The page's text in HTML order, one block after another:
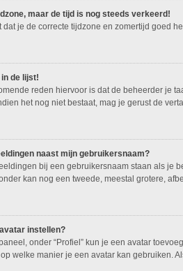
maar de tijd is nog steeds verkeerd!
dat je de correcte tijdzone en zomertijd goed
in de lijst!
reden hiervoor is dat de beheerder je
het nog niet bestaat, mag je gerust de
naast mijn gebruikersnaam?
bij een gebruikersnaam staan als je
kan nog een tweede, meestal grotere,
instellen?
onder “Profiel” kun je een avatar
welke manier je een avatar kan gebruiken.